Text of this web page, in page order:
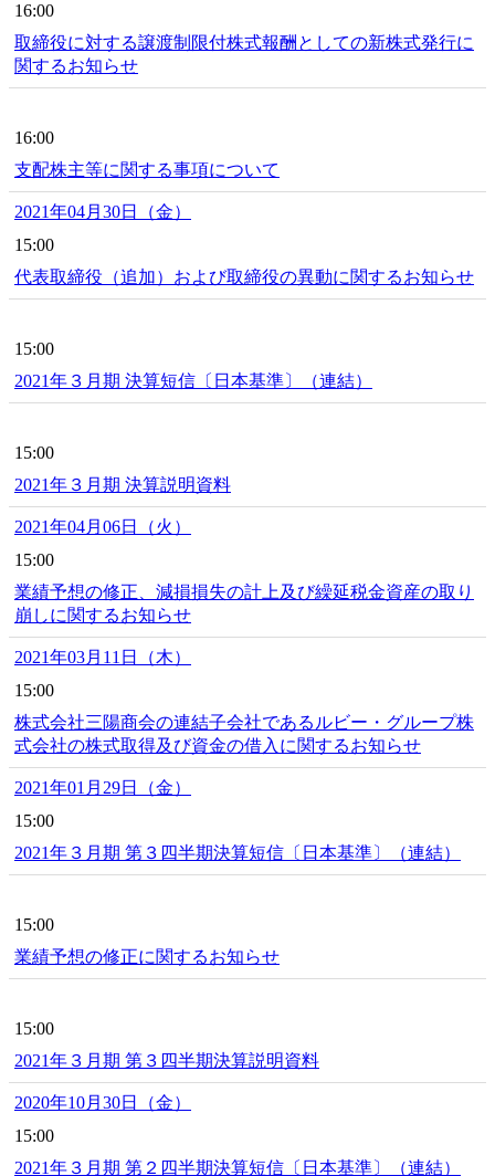
16:00
取締役に対する譲渡制限付株式報酬としての新株式発行に
関するお知らせ
16:00
支配株主等に関する事項について
2021年04月30日（金）
15:00
代表取締役（追加）および取締役の異動に関するお知らせ
15:00
2021年３月期 決算短信〔日本基準〕（連結）
15:00
2021年３月期 決算説明資料
2021年04月06日（火）
15:00
業績予想の修正、減損損失の計上及び繰延税金資産の取り
崩しに関するお知らせ
2021年03月11日（木）
15:00
株式会社三陽商会の連結子会社であるルビー・グループ株
式会社の株式取得及び資金の借入に関するお知らせ
2021年01月29日（金）
15:00
2021年３月期 第３四半期決算短信〔日本基準〕（連結）
15:00
業績予想の修正に関するお知らせ
15:00
2021年３月期 第３四半期決算説明資料
2020年10月30日（金）
15:00
2021年３月期 第２四半期決算短信〔日本基準〕（連結）